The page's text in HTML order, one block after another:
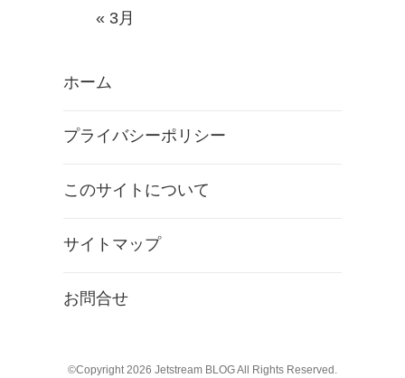
« 3月
ホーム
プライバシーポリシー
このサイトについて
サイトマップ
お問合せ
©Copyright 2026 Jetstream BLOGAll Rights Reserved.